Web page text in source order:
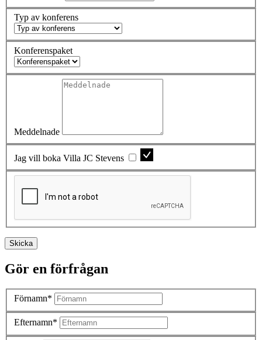
Typ av konferens
Konferenspaket
Meddelnade
Jag vill boka Villa JC Stevens
Skicka
Gör en förfrågan
Förnamn*
Efternamn*